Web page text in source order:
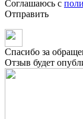
Соглашаюсь с
Отправить
Спасибо за
Отзыв будет